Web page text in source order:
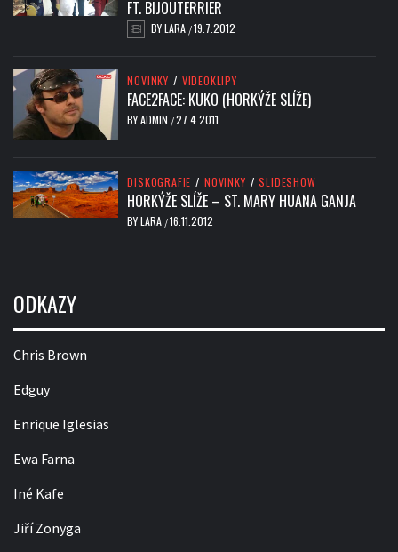
FT. BIJOUTERRIER
BYLARA /19.7.2012
NOVINKY / VIDEOKLIPY
FACE2FACE: KUKO (HORKÝŽE SLÍŽE)
BYADMIN /27.4.2011
DISKOGRAFIE / NOVINKY / SLIDESHOW
HORKÝŽE SLÍŽE – ST. MARY HUANA GANJA
BYLARA /16.11.2012
ODKAZY
Chris Brown
Edguy
Enrique Iglesias
Ewa Farna
Iné Kafe
Jiří Zonyga